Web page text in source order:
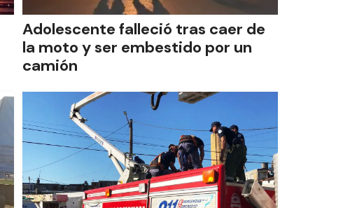
Adolescente falleció tras caer de
la moto y ser embestido por un
camión